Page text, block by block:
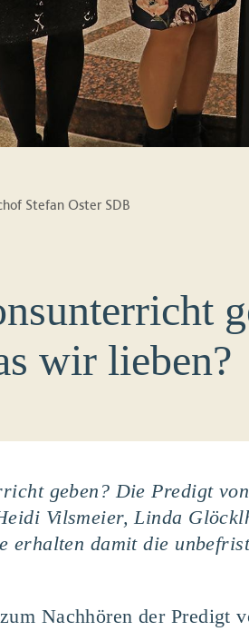
Stefan Oster SDB
wir lieben?
geben? Die Predigt
Vilsmeier, Linda
erhalten damit die
Nachhören der Predigt